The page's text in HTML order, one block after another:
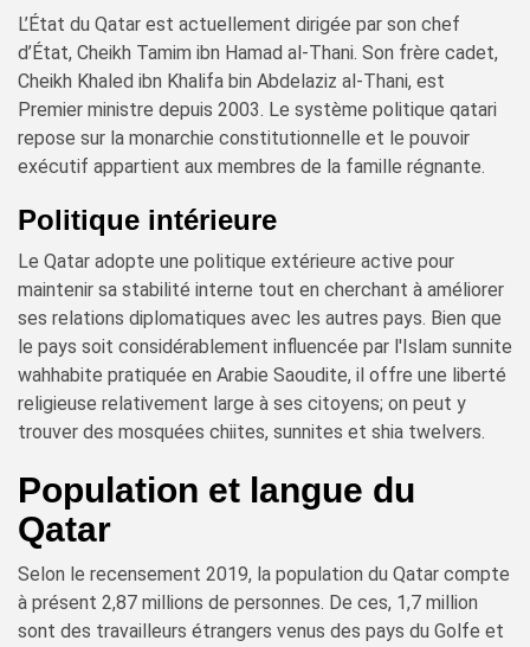
L’État du Qatar est actuellement dirigée par son chef
d’État, Cheikh Tamim ibn Hamad al-Thani. Son frère cadet,
Cheikh Khaled ibn Khalifa bin Abdelaziz al-Thani, est
Premier ministre depuis 2003. Le système politique qatari
repose sur la monarchie constitutionnelle et le pouvoir
exécutif appartient aux membres de la famille régnante.
Politique intérieure
Le Qatar adopte une politique extérieure active pour
maintenir sa stabilité interne tout en cherchant à améliorer
ses relations diplomatiques avec les autres pays. Bien que
le pays soit considérablement influencée par l'Islam sunnite
wahhabite pratiquée en Arabie Saoudite, il offre une liberté
religieuse relativement large à ses citoyens; on peut y
trouver des mosquées chiites, sunnites et shia twelvers.
Population et langue du
Qatar
Selon le recensement 2019, la population du Qatar compte
à présent 2,87 millions de personnes. De ces, 1,7 million
sont des travailleurs étrangers venus des pays du Golfe et